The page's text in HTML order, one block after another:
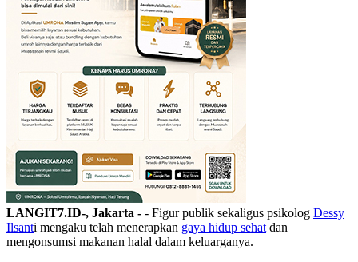
LANGIT7.ID-, Jakarta - - Figur publik sekaligus psikolog Dessy
Ilsanti mengaku telah menerapkan gaya hidup sehat dan
mengonsumsi makanan halal dalam keluarganya.